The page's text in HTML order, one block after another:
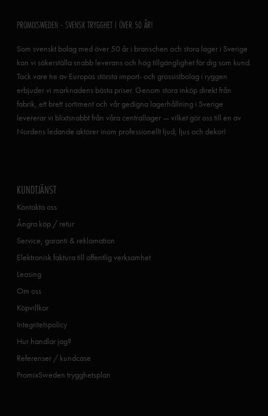
PROMIXSWEDEN - SVENSK TRYGGHET I ÖVER 50 ÅR!
Som svenskt bolag med över 50 år i branschen och stora lager i Sverige
kan vi säkerställa snabb leverans och hög tillgänglighet för dig som kund.
Tack vare tre av Europas största import- och grossistbolag i ryggen
erbjuder vi marknadens bästa priser. Genom stora inköp direkt från
fabrik, ett brett sortiment och vår gedigna lagerhållning i Sverige
levererar vi blixtsnabbt från våra centrallager — vilket gör oss till en av
Nordens ledande aktörer inom professionellt ljud, ljus och dekor!
KUNDTJÄNST
Kontakta oss
Ångra köp / retur
Service, garanti & reklamation
Elektronisk faktura till offentlig verksamhet
Leasing
Om oss
Köpvillkor
Integritetspolicy
Hur handlar jag?
Referenser / kundcase
PromixSweden trygghetsplan